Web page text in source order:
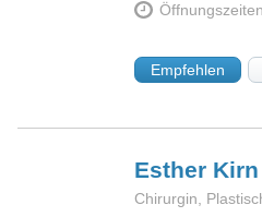
Öffnungszeiten
Empfehlen
Esther Kirn
Chirurgin,